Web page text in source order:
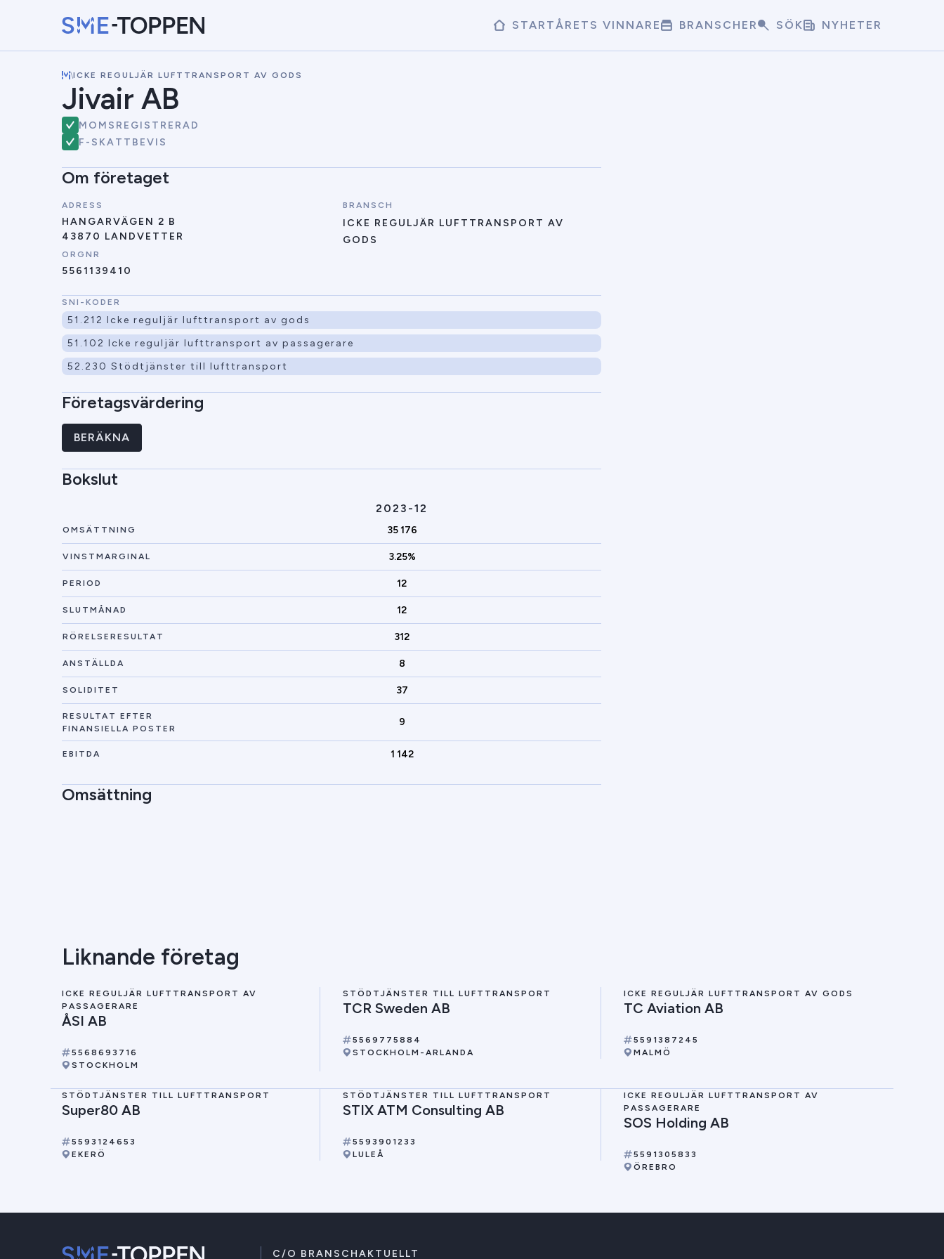
STARTÅRETS VINNARE BRANSCHER SÖK NYHETER
\ICKE REGULJÄR LUFTTRANSPORT AV GODS
Jivair AB
MOMSREGISTRERAD
F-SKATTBEVIS
Om företaget
ADRESS
HANGARVÄGEN 2 B
43870 LANDVETTER
BRANSCH
ICKE REGULJÄR LUFTTRANSPORT AV
GODS
ORGNR
5561139410
SNI-KODER
51.212 Icke reguljär lufttransport av gods
51.102 Icke reguljär lufttransport av passagerare
52.230 Stödtjänster till lufttransport
Företagsvärdering
BERÄKNA
Bokslut
2023-12
OMSÄTTNING 35 176
VINSTMARGINAL 3.25%
PERIOD 12
SLUTMÅNAD 12
RÖRELSERESULTAT 312
ANSTÄLLDA 8
SOLIDITET 37
RESULTAT EFTER
FINANSIELLA POSTER
9
EBITDA 1 142
Omsättning
Liknande företag
ICKE REGULJÄR LUFTTRANSPORT AV
PASSAGERARE
ÅSI AB
5568693716
STOCKHOLM
STÖDTJÄNSTER TILL LUFTTRANSPORT
TCR Sweden AB
5569775884
STOCKHOLM-ARLANDA
ICKE REGULJÄR LUFTTRANSPORT AV GODS
TC Aviation AB
5591387245
MALMÖ
STÖDTJÄNSTER TILL LUFTTRANSPORT
Super80 AB
5593124653
EKERÖ
STÖDTJÄNSTER TILL LUFTTRANSPORT
STIX ATM Consulting AB
5593901233
LULEÅ
ICKE REGULJÄR LUFTTRANSPORT AV
PASSAGERARE
SOS Holding AB
5591305833
ÖREBRO
C/O BRANSCHAKTUELLT